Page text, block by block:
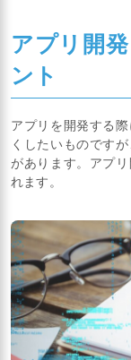
アプリ開
ント
アプリを開発する
くしたいものです
があります。アプ
れます。